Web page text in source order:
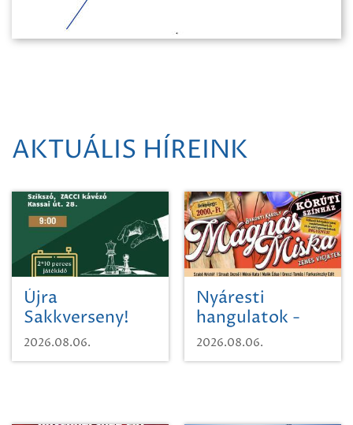
AKTUÁLIS HÍREINK
Újra
Sakkverseny!
2026.08.06.
Nyáresti
hangulatok -
Mágnás Miska
2026.08.06.